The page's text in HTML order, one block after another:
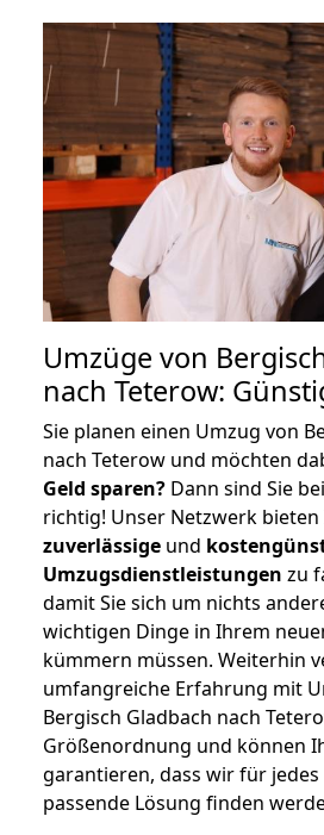
Umzüge von
nach Teterow:
Sie planen einen Umzug von
nach Teterow und möchten
Geld sparen? Dann sind Sie
richtig! Unser Netzwerk bieten
zuverlässige und
Umzugsdienstleistungen zu
damit Sie sich um nichts
wichtigen Dinge in Ihrem
kümmern müssen. Weiterhin
umfangreiche Erfahrung mit
Bergisch Gladbach nach
Größenordnung und können
garantieren, dass wir für
passende Lösung finden